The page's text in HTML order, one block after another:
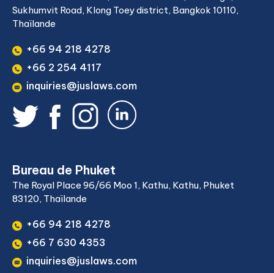
Sukhumvit Road, Klong Toey district, Bangkok 10110,
Thaïlande
+66 94 218 4278
+66 2 254 4117
inquiries@juslaws.com
Bureau de Phuket
The Royal Place 96/66 Moo 1, Kathu, Kathu, Phuket
83120, Thaïlande
+66 94 218 4278
+66 7 630 4353
inquiries@juslaws.com